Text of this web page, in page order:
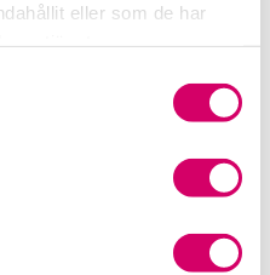
eller som de har
för yrkeshögskolan